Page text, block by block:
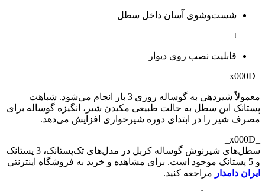
شست‌وشوی آسان داخل سطل
t
قابلیت نصب روی دیوار
معمولاً شیردهی به گوساله روزی 3 بار انجام می‌شود. شباهت
پستانک این سطل به حالت طبیعی مکیدن شیر، انگیزه گوساله برای
مصرف شیر را در ابتدای دوره شیرخواری افزایش می‌دهد.
سطل‌های شیرنوش گوساله کربل در مدل‌های تک‌پستانک، 3 پستانک
و 5 پستانک موجود است. برای مشاهده و خرید به فروشگاه اینترنتی
ایران دامدار مراجعه کنید.